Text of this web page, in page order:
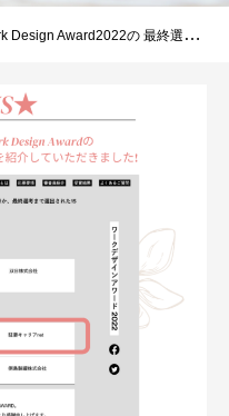
の 最終選考に残り、取り組みを紹介いただきました。